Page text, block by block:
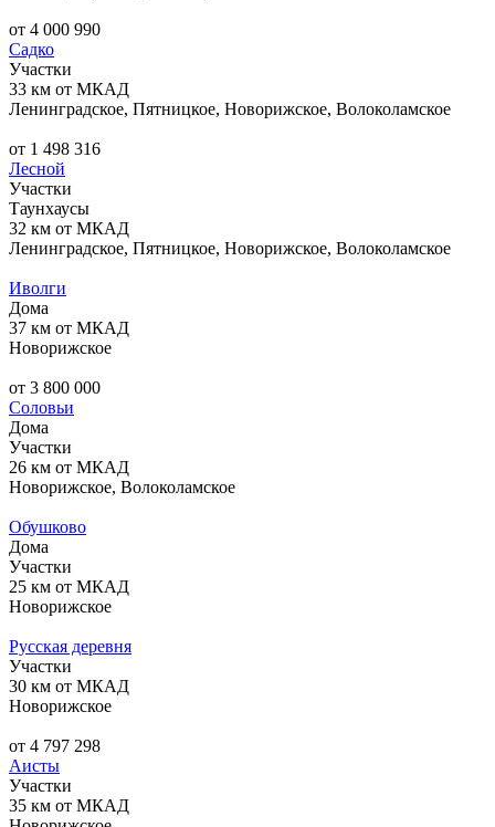
от 4 000 990
Садко
Участки
33 км от МКАД
Ленинградское, Пятницкое, Новорижское, Волоколамское
от 1 498 316
Лесной
Участки
Таунхаусы
32 км от МКАД
Ленинградское, Пятницкое, Новорижское, Волоколамское
Иволги
Дома
37 км от МКАД
Новорижское
от 3 800 000
Соловьи
Дома
Участки
26 км от МКАД
Новорижское, Волоколамское
Обушково
Дома
Участки
25 км от МКАД
Новорижское
Русская деревня
Участки
30 км от МКАД
Новорижское
от 4 797 298
Аисты
Участки
35 км от МКАД